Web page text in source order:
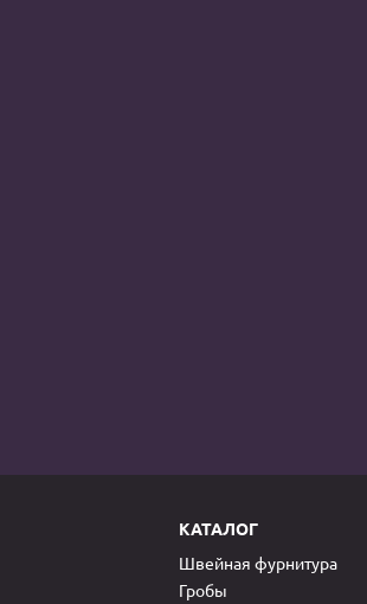
КАТАЛОГ
Швейная фурнитура
Гробы